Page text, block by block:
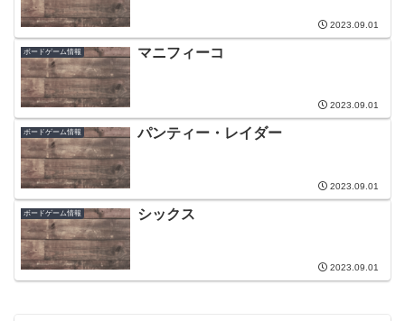
2023.09.01
ボードゲーム情報 マニフィーコ
2023.09.01
ボードゲーム情報 パンティー・レイダー
2023.09.01
ボードゲーム情報 シックス
2023.09.01